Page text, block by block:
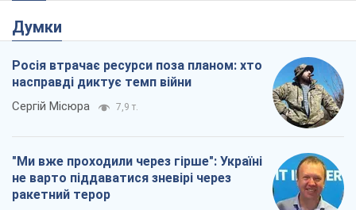
Думки
Росія втрачає ресурси поза планом: хто
насправді диктує темп війни
Сергій Місюра 7,9 т.
"Ми вже проходили через гірше": Україні
не варто піддаватися зневірі через
ракетний терор